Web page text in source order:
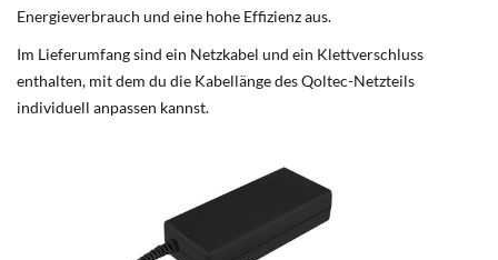
Energieverbrauch und eine hohe Effizienz aus.
Im Lieferumfang sind ein Netzkabel und ein Klettverschluss
enthalten, mit dem du die Kabellänge des Qoltec-Netzteils
individuell anpassen kannst.